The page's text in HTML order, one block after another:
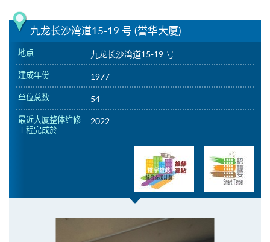
九龙长沙湾道15-19 号 (誉华大厦)
地点 九龙长沙湾道15-19 号
建成年份 1977
单位总数 54
最近大厦整体维修
工程完成於
2022